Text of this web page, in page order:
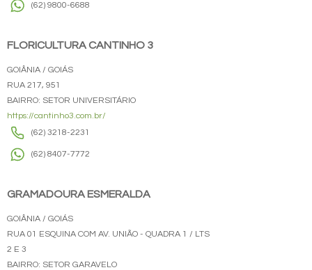
(62) 9800-6688
FLORICULTURA CANTINHO 3
GOIÂNIA / GOIÁS
RUA 217, 951
BAIRRO: SETOR UNIVERSITÁRIO
https://cantinho3.com.br/
(62) 3218-2231
(62) 8407-7772
GRAMADOURA ESMERALDA
GOIÂNIA / GOIÁS
RUA 01 ESQUINA COM AV. UNIÃO - QUADRA 1 / LTS
2 E 3
BAIRRO: SETOR GARAVELO